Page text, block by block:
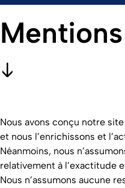
Nous avons conçu notre
et nous l’enrichissons et
Néanmoins, nous
relativement à l’exactitude
Nous n’assumons aucune